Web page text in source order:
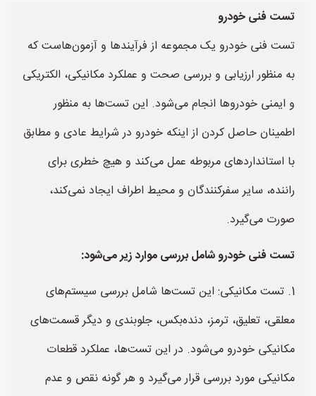
تست فنی خودرو
تست فنی خودرو یک مجموعه از فرآیندها و آزمون‌هاست که
به منظور ارزیابی و بررسی صحت و عملکرد مکانیکی، الکتریکی
و ایمنی خودروها انجام می‌شود. این تست‌ها به منظور
اطمینان حاصل کردن از اینکه خودرو در شرایط عادی و مطابق
با استانداردهای مربوطه عمل می‌کند و هیچ خطری برای
راننده، سایر سفرکنندگان و محیط اطراف ایجاد نمی‌کند،
صورت می‌گیرد.
تست فنی خودرو شامل بررسی موارد زیر می‌شود:
1. تست مکانیکی: این تست‌ها شامل بررسی سیستم‌های
معلقی، تعلیق، ترمز، دنده‌بکس، جلوبندی و دیگر قسمت‌های
مکانیکی خودرو می‌شود. در این تست‌ها، عملکرد قطعات
مکانیکی مورد بررسی قرار می‌گیرد و هر گونه نقص و عدم